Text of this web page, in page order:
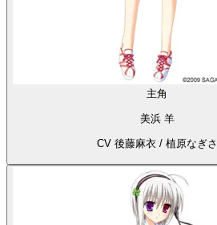
主角
美浜 羊
CV 後藤麻衣 / 植原なぎさ